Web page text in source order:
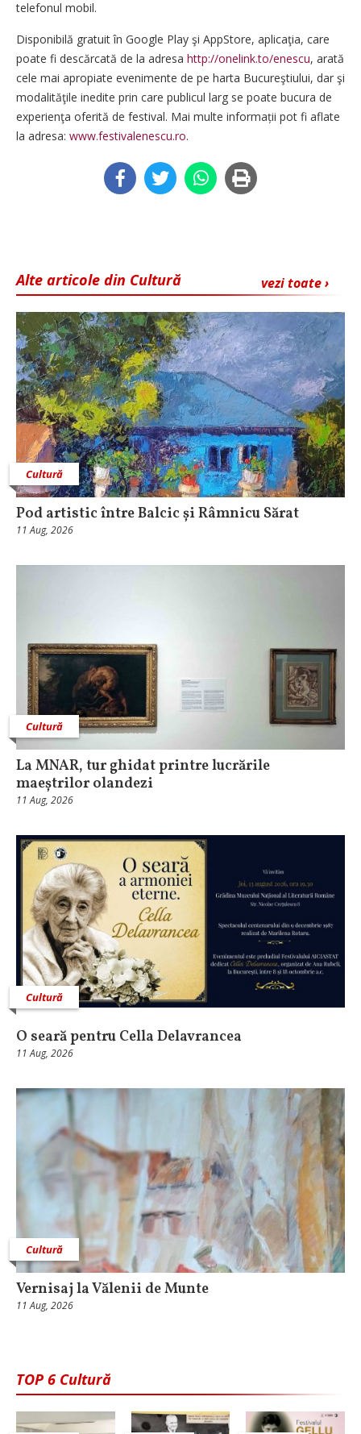
telefonul mobil.
Disponibilă gratuit în Google Play şi AppStore, aplicaţia, care
poate fi descărcată de la adresa http://onelink.to/enescu, arată
cele mai apropiate evenimente de pe harta Bucureştiului, dar şi
modalităţile inedite prin care publicul larg se poate bucura de
experienţa oferită de festival. Mai multe informații pot fi aflate
la adresa: www.festivalenescu.ro.
vezi toate ›
Alte articole din Cultură
Cultură
Pod artistic între Balcic și Râmnicu Sărat
11 Aug, 2026
Cultură
La MNAR, tur ghidat printre lucrările
maeștrilor olandezi
11 Aug, 2026
Cultură
O seară pentru Cella Delavrancea
11 Aug, 2026
Cultură
Vernisaj la Vălenii de Munte
11 Aug, 2026
TOP 6 Cultură